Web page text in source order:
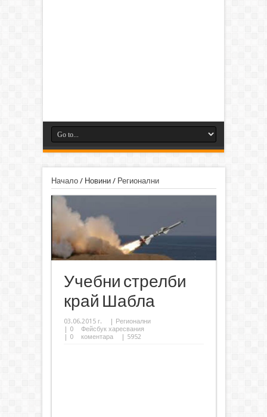
Начало/ Новини/ Регионални
Учебни стрелби
край Шабла
03.06.2015 г. | Регионални
| 0
Фейсбук харесвания
| 0 коментара | 5952